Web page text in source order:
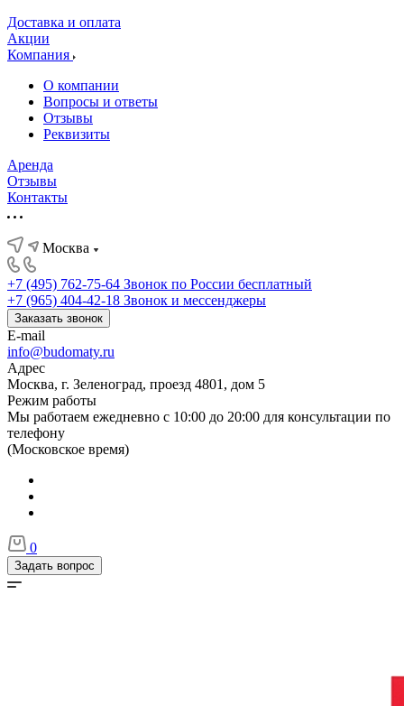
Доставка и оплата
Акции
Компания
О компании
Вопросы и ответы
Отзывы
Реквизиты
Аренда
Отзывы
Контакты
Москва
+7 (495) 762-75-64 Звонок по России бесплатный
+7 (965) 404-42-18 Звонок и мессенджеры
Заказать звонок
E-mail
info@budomaty.ru
Адрес
Москва, г. Зеленоград, проезд 4801, дом 5
Режим работы
Мы работаем ежедневно с 10:00 до 20:00 для консультации по
телефону
(Московское время)
0
Задать вопрос